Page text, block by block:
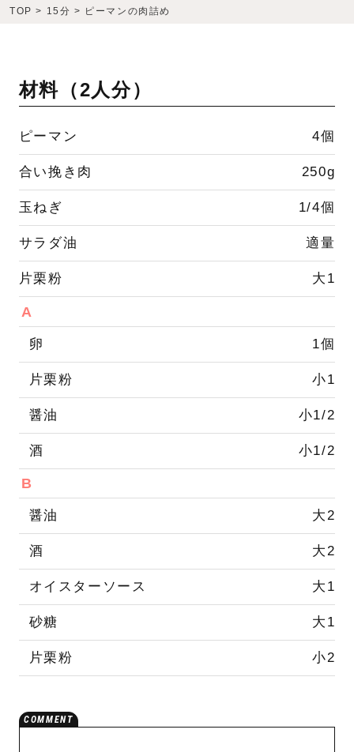
TOP > 15分 > ピーマンの肉詰め
材料（2人分）
ピーマン 4個
合い挽き肉 250g
玉ねぎ 1/4個
サラダ油 適量
片栗粉 大1
A
卵 1個
片栗粉 小1
醤油 小1/2
酒 小1/2
B
醤油 大2
酒 大2
オイスターソース 大1
砂糖 大1
片栗粉 小2